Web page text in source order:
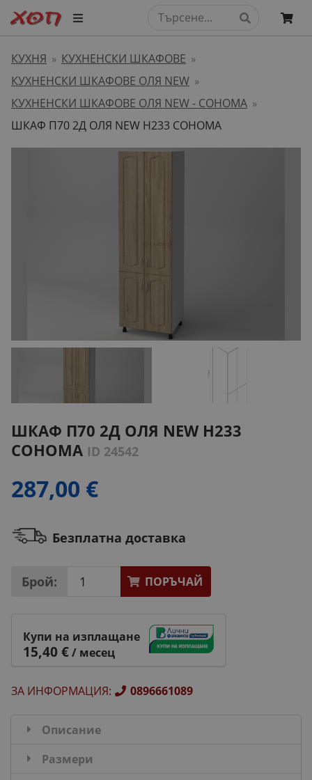
КУХНЯ » КУХНЕНСКИ ШКАФОВЕ »
КУХНЕНСКИ ШКАФОВЕ ОЛЯ NEW »
КУХНЕНСКИ ШКАФОВЕ ОЛЯ NEW - СОНОМА »
ШКАФ П70 2Д ОЛЯ NEW H233 СОНОМА
ШКАФ П70 2Д ОЛЯ NEW H233
СОНОМА ID 24542
287,00 €
Безплатна доставка
Брой: ПОРЪЧАЙ
Купи на изплащане
15,40 €/ месец
ЗА ИНФОРМАЦИЯ: 0896661089
Описание
Размери